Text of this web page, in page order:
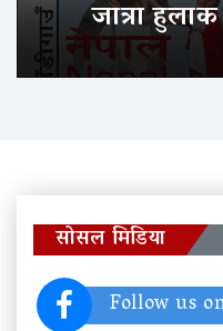
जात्रा
सोसल मिडिया
Follow us